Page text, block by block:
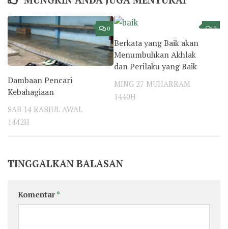
0
Dambaan Pencari
Kebahagiaan
SAB 14 RABIUL AWAL
1442H
0
Berkata yang Baik akan
Menumbuhkan Akhlak
dan Perilaku yang Baik
MING 27 MUHARRAM
1440H
TINGGALKAN BALASAN
Komentar*